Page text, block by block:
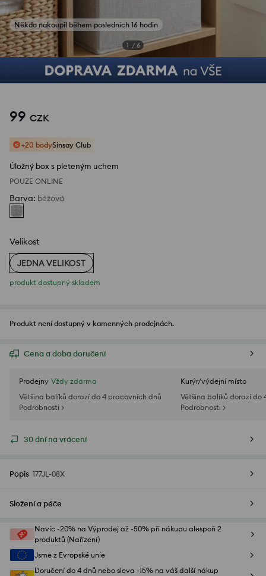
1 /6
99 CZK
+20 bodySinsay Club
Úložný box s pleteným uchem
POUZE ONLINE
Barva: béžová
Velikost
JEDNA VELIKOST
produkt dostupný skladem
Produkt není dostupný v kamenných prodejnách.
Cena a doba doručení
Prodejny Vždy zdarma
Většina balíků dorazí do 4 pracovních dnů
Podrobnosti >
Kurýr/výdejní místo
Většina balíků dorazí do
Podrobnosti >
30 dní na vrácení
Popis 177JL-08X
Složení a péče
Navíc -20% na Výprodej až -50% při nákupu alespoň 2
produktů (Nařízení)
Jsme z Evropské unie
Doručení do 4 dnů nebo sleva -15% na váš další nákup